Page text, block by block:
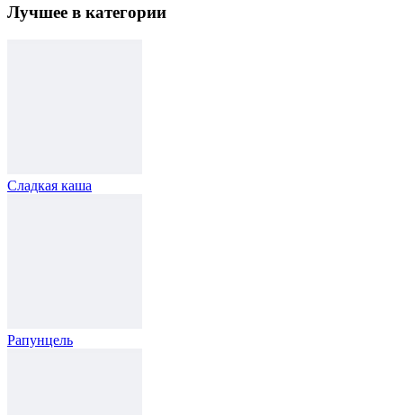
Лучшее в категории
Сладкая каша
Рапунцель